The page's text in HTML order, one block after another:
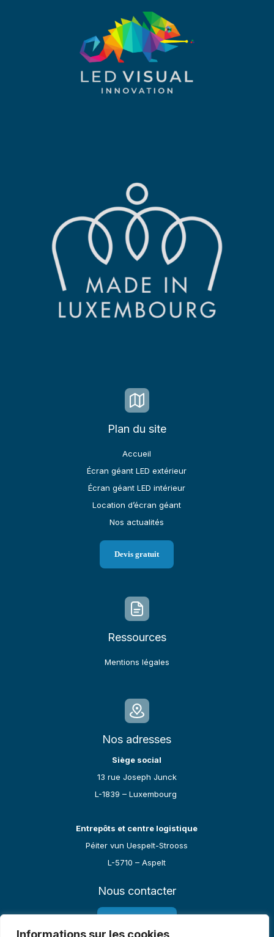
Informations sur les cookies
Plan du site
Accueil
Écran géant LED extérieur
Écran géant LED intérieur
Location d’écran géant
Nos actualités
Devis gratuit
Ressources
Mentions légales
Nos adresses
Siège social
13 rue Joseph Junck
L-1839 – Luxembourg
Entrepôts et centre logistique
Péiter vun Uespelt-Strooss
L-5710 – Aspelt
Nous contacter